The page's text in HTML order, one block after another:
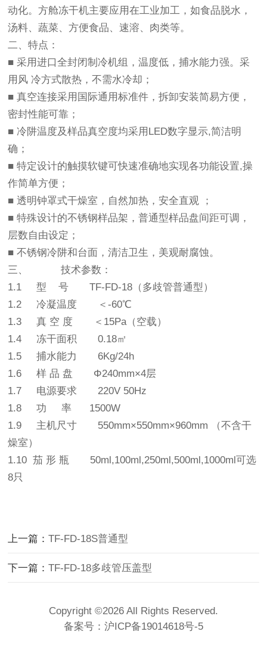
动化。方舱冻干机主要应用在工业加工，如食品脱水，
汤料、蔬菜、方便食品、速溶、肉类等。
二、特点：
■ 采用进口全封闭制冷机组，温度低，捕水能力强。采
用风 冷方式散热，不需水冷却；
■ 真空连接采用国际通用标准件，拆卸安装简易方便，
密封性能可靠；
■ 冷阱温度及样品真空度均采用LED数字显示,简洁明
确；
■ 特定设计的触摸软键可快速准确地实现各功能设置,操
作简单方便；
■ 透明钟罩式干燥室，自然加热，安全直观 ；
■ 特殊设计的不锈钢样品架，普通型样品盘间距可调，
层数自由设定；
■ 不锈钢冷阱和台面，清洁卫生，美观耐腐蚀。
三、 技术参数：
1.1 型 号 TF- FD-18（多歧管普通型）
1.2 冷凝温度 ＜-60℃
1.3 真 空 度 ＜15Pa（空载）
1.4 冻干面积 0.18㎡
1.5 捕水能力 6Kg/24h
1.6 样 品 盘 Φ240mm×4层
1.7 电源要求 220V 50Hz
1.8 功 率 1500W
1.9 主机尺寸 550mm×550mm×960mm （不含干
燥室）
1.10 茄 形 瓶 50ml,100ml,250ml,500ml,1000ml可选
8只
上一篇：TF-FD-18S普通型
下一篇：TF-FD-18多歧管压盖型
Copyright ©2026 All Rights Reserved.
备案号： 沪ICP备19014618号-5